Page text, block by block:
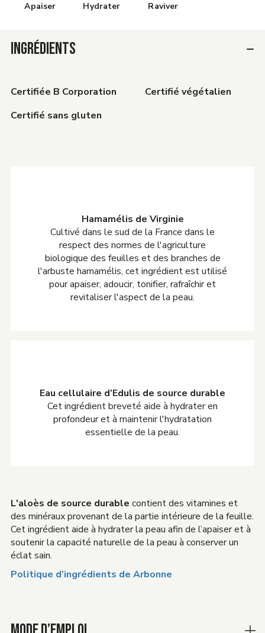
Apaiser Hydrater Raviver
INGRÉDIENTS
Certifiée B Corporation
Certifié végétalien
Certifié sans gluten
Hamamélis de Virginie
Cultivé dans le sud de la France dans le
respect des normes de l'agriculture
biologique des feuilles et des branches de
l'arbuste hamamélis, cet ingrédient est utilisé
pour apaiser, adoucir, tonifier, rafraîchir et
revitaliser l'aspect de la peau.
Eau cellulaire d’Edulis de source durable
Cet ingrédient breveté aide à hydrater en
profondeur et à maintenir l'hydratation
essentielle de la peau.
L'aloès de source durable contient des vitamines et
des minéraux provenant de la partie intérieure de la feuille.
Cet ingrédient aide à hydrater la peau afin de l’apaiser et à
soutenir la capacité naturelle de la peau à conserver un
éclat sain.
Politique d’ingrédients de Arbonne